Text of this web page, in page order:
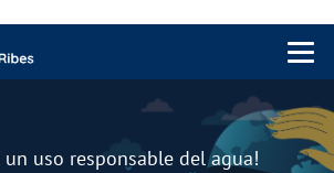
Menu
un uso responsable del agua!